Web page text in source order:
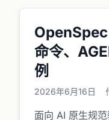
OpenSpec
命令、
例
2026年6月16日
面向 AI 原生规